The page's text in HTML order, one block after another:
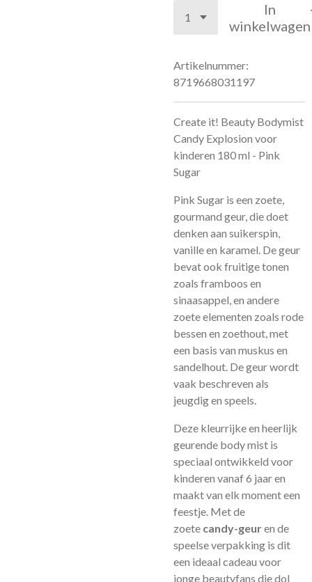
In
winkelwagen
Artikelnummer:
8719668031197
Create it! Beauty Bodymist
Candy Explosion voor
kinderen 180 ml - Pink
Sugar
Pink Sugar is een zoete,
gourmand geur, die doet
denken aan suikerspin,
vanille en karamel. De geur
bevat ook fruitige tonen
zoals framboos en
sinaasappel, en andere
zoete elementen zoals rode
bessen en zoethout, met
een basis van muskus en
sandelhout. De geur wordt
vaak beschreven als
jeugdig en speels.
Deze kleurrijke en heerlijk
geurende body mist is
speciaal ontwikkeld voor
kinderen vanaf 6 jaar en
maakt van elk moment een
feestje. Met de
zoete candy-geuren de
speelse verpakking is dit
een ideaal cadeau voor
jonge beautyfans die dol